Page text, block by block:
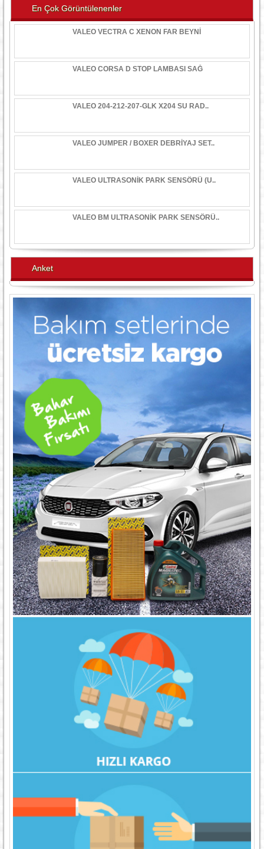
En Çok Görüntülenenler
VALEO VECTRA C XENON FAR BEYNİ
VALEO CORSA D STOP LAMBASI SAĞ
VALEO 204-212-207-GLK X204 SU RAD..
VALEO JUMPER / BOXER DEBRİYAJ SET..
VALEO ULTRASONİK PARK SENSÖRÜ (U..
VALEO BM ULTRASONİK PARK SENSÖRÜ..
Anket